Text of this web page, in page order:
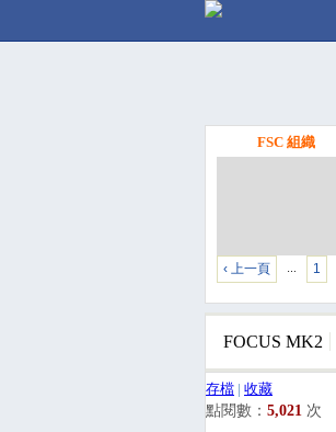
FSC 組織
‹ 上一頁 … 1
FOCUS MK2
存檔 | 收藏
點閱數： 5,021 次